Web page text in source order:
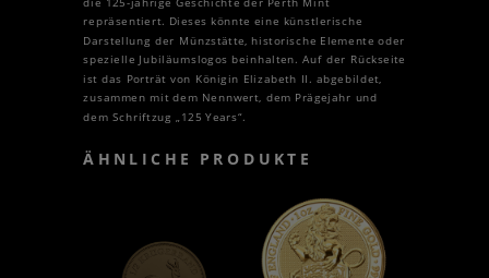
repräsentiert. Dieses könnte eine künstlerische
Darstellung der Münzstätte, historische Elemente oder
spezielle Jubiläumslogos beinhalten. Auf der Rückseite
ist das Porträt von Königin Elizabeth II. abgebildet,
zusammen mit dem Nennwert, dem Prägejahr und
dem Schriftzug „125 Years“.
ÄHNLICHE PRODUKTE